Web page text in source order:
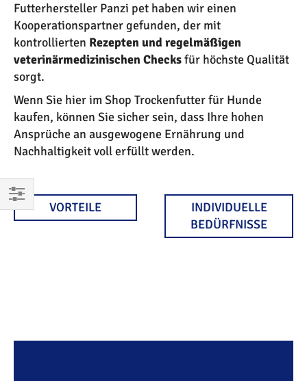
EINKAUFEN
Futterhersteller Panzi pet haben wir einen
Kooperationspartner gefunden, der mit
kontrollierten Rezepten und regelmäßigen
veterinärmedizinischen Checksfür höchste Qualität
sorgt.
Wenn Sie hier im Shop Trockenfutter für Hunde
kaufen, können Sie sicher sein, dass Ihre hohen
Ansprüche an ausgewogene Ernährung und
Nachhaltigkeit voll erfüllt werden.
VORTEILE
INDIVIDUELLE
BEDÜRFNISSE